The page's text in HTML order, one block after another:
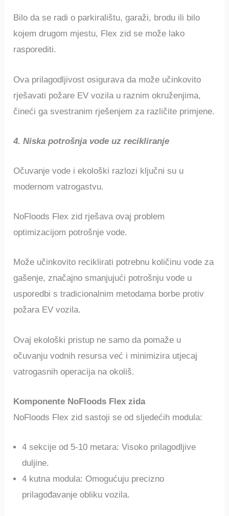
Bilo da se radi o parkiralištu, garaži, brodu ili bilo
kojem drugom mjestu, Flex zid se može lako
rasporediti.
Ova prilagodljivost osigurava da može učinkovito
rješavati požare EV vozila u raznim okruženjima,
čineći ga svestranim rješenjem za različite primjene.
4. Niska potrošnja vode uz recikliranje
Očuvanje vode i ekološki razlozi ključni su u
modernom vatrogastvu.
NoFloods Flex zid rješava ovaj problem
optimizacijom potrošnje vode.
Može učinkovito reciklirati potrebnu količinu vode za
gašenje, značajno smanjujući potrošnju vode u
usporedbi s tradicionalnim metodama borbe protiv
požara EV vozila.
Ovaj ekološki pristup ne samo da pomaže u
očuvanju vodnih resursa već i minimizira utjecaj
vatrogasnih operacija na okoliš.
Komponente NoFloods Flex zida
NoFloods Flex zid sastoji se od sljedećih modula:
4 sekcije od 5-10 metara: Visoko prilagodljive
duljine.
4 kutna modula: Omogućuju precizno
prilagođavanje obliku vozila.